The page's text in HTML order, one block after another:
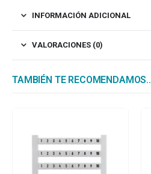
INFORMACIÓN ADICIONAL
VALORACIONES (0)
TAMBIÉN TE